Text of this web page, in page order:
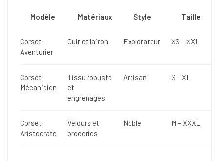
Modèle Matériaux Style Taille
Corset
Aventurier
Cuir et laiton Explorateur XS – XXL
Corset
Mécanicien
Tissu robuste
et
engrenages
Artisan S – XL
Corset
Aristocrate
Velours et
broderies
Noble M – XXXL